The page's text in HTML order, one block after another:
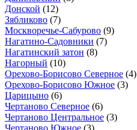
Донской (12)
Зябликово (7)
Москворечье-Сабурово (9)
Нагатино-Садовники (7)
Нагатинский затон (8)
Нагорный (10)
Орехово-Борисово Северное (4)
Орехово-Борисово Южное (3)
Царицыно (6)
Чертаново Северное (6)
Чертаново Центральное (3)
Чертаново Южное (3)